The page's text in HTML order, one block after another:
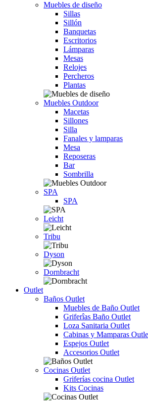
Muebles de diseño
Sillas
Sillón
Banquetas
Escritorios
Lámparas
Mesas
Relojes
Percheros
Plantas
Muebles Outdoor
Macetas
Sillones
Silla
Fanales y lamparas
Mesa
Reposeras
Bar
Sombrilla
SPA
SPA
Leicht
Tribu
Dyson
Dornbracht
Outlet
Baños Outlet
Muebles de Baño Outlet
Griferîas Baño Outlet
Loza Sanitaria Outlet
Cabinas y Mamparas
Espejos Outlet
Accesorios Outlet
Cocinas Outlet
Griferías cocina Outlet
Kits Cocinas